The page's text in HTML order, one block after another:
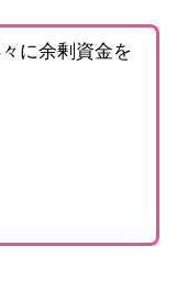
に余剰資金を